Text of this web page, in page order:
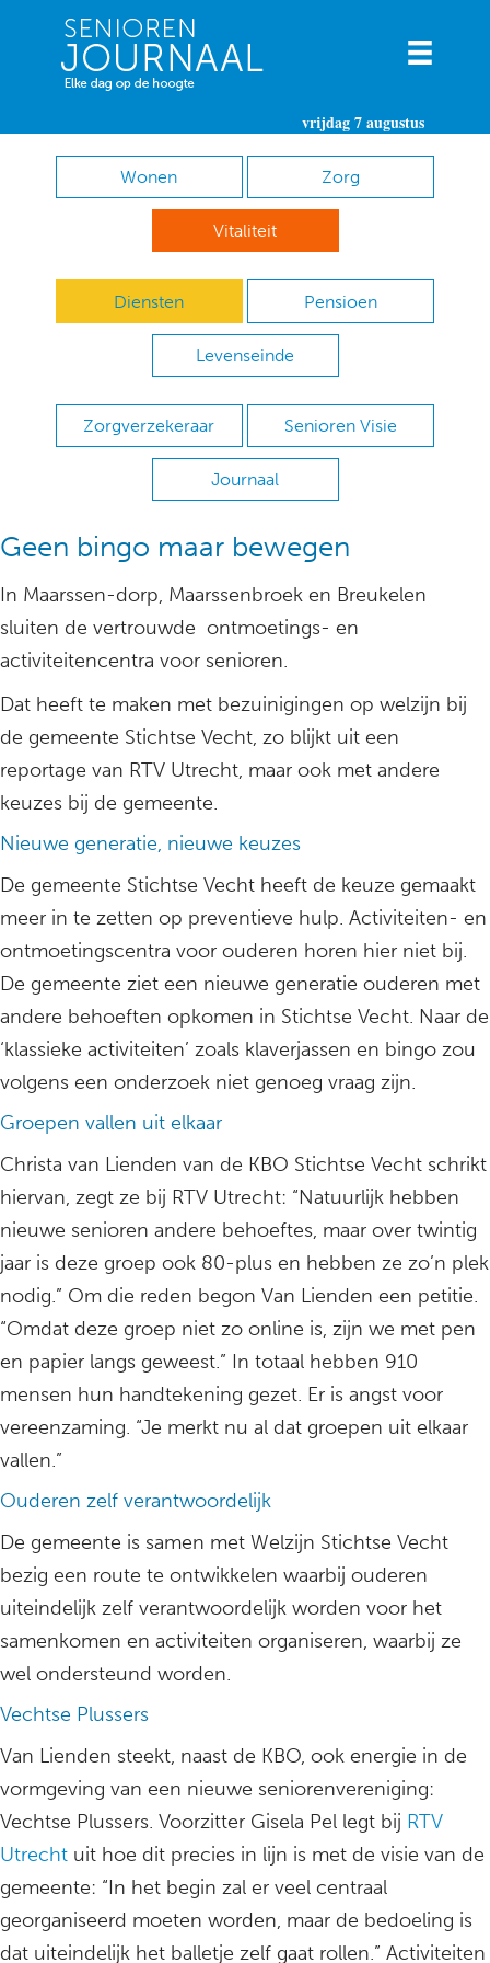
vrijdag 7 augustus
Wonen Zorg
Vitaliteit
Diensten Pensioen
Levenseinde
Zorgverzekeraar Senioren Visie
Journaal
Geen bingo maar bewegen
In Maarssen-dorp, Maarssenbroek en Breukelen
sluiten de vertrouwde ontmoetings- en
activiteitencentra voor senioren.
Dat heeft te maken met bezuinigingen op welzijn bij
de gemeente Stichtse Vecht, zo blijkt uit een
reportage van RTV Utrecht, maar ook met andere
keuzes bij de gemeente.
Nieuwe generatie, nieuwe keuzes
De gemeente Stichtse Vecht heeft de keuze gemaakt
meer in te zetten op preventieve hulp. Activiteiten- en
ontmoetingscentra voor ouderen horen hier niet bij.
De gemeente ziet een nieuwe generatie ouderen met
andere behoeften opkomen in Stichtse Vecht. Naar de
‘klassieke activiteiten’ zoals klaverjassen en bingo zou
volgens een onderzoek niet genoeg vraag zijn.
Groepen vallen uit elkaar
Christa van Lienden van de KBO Stichtse Vecht schrikt
hiervan, zegt ze bij RTV Utrecht: “Natuurlijk hebben
nieuwe senioren andere behoeftes, maar over twintig
jaar is deze groep ook 80-plus en hebben ze zo’n plek
nodig.” Om die reden begon Van Lienden een petitie.
“Omdat deze groep niet zo online is, zijn we met pen
en papier langs geweest.” In totaal hebben 910
mensen hun handtekening gezet. Er is angst voor
vereenzaming. “Je merkt nu al dat groepen uit elkaar
vallen.”
Ouderen zelf verantwoordelijk
De gemeente is samen met Welzijn Stichtse Vecht
bezig een route te ontwikkelen waarbij ouderen
uiteindelijk zelf verantwoordelijk worden voor het
samenkomen en activiteiten organiseren, waarbij ze
wel ondersteund worden.
Vechtse Plussers
Van Lienden steekt, naast de KBO, ook energie in de
vormgeving van een nieuwe seniorenvereniging:
Vechtse Plussers. Voorzitter Gisela Pel legt bij RTV
Utrecht uit hoe dit precies in lijn is met de visie van de
gemeente: “In het begin zal er veel centraal
georganiseerd moeten worden, maar de bedoeling is
dat uiteindelijk het balletje zelf gaat rollen.” Activiteiten